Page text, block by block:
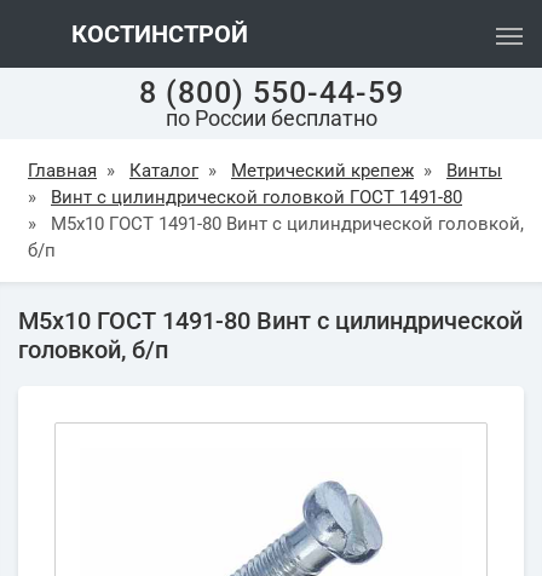
КОСТИНСТРОЙ
8 (800) 550-44-59
по России бесплатно
Главная » Каталог » Метрический крепеж »
Винты
»
Винт с цилиндрической головкой ГОСТ 1491-80
»
М5х10 ГОСТ 1491-80 Винт с цилиндрической головкой,
б/п
М5х10 ГОСТ 1491-80 Винт с цилиндрической
головкой, б/п